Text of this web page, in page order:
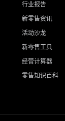
行业报告
新零售资讯
活动沙龙
新零售工具
经营计算器
零售知识百科